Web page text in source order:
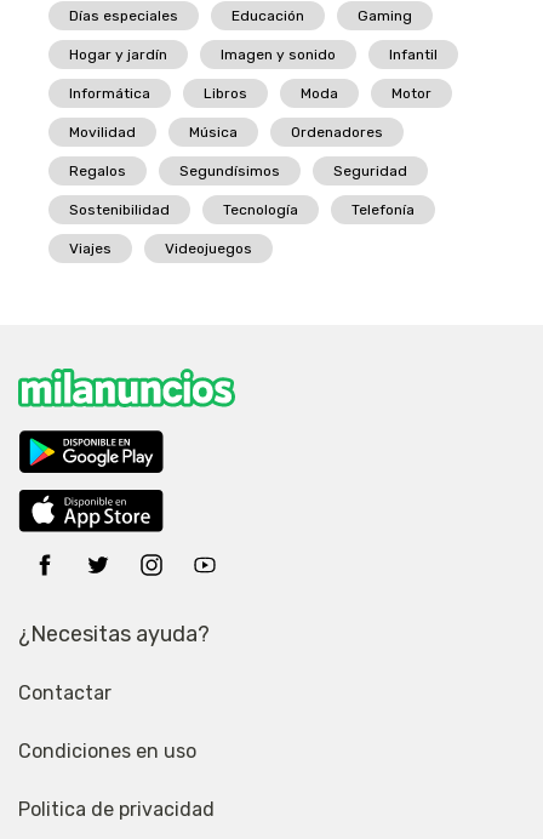
Días especiales Educación Gaming
Hogar y jardín Imagen y sonido Infantil
Informática Libros Moda Motor
Movilidad Música Ordenadores
Regalos Segundísimos Seguridad
Sostenibilidad Tecnología Telefonía
Viajes Videojuegos
¿Necesitas ayuda?
Contactar
Condiciones en uso
Politica de privacidad